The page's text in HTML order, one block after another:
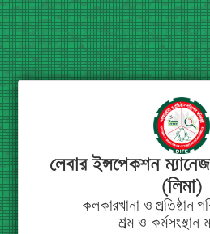
লেবার ইন্সপেকশন
(লিমা)
কলকারখানা ও প্রতিষ্ঠান
শ্রম ও কর্মসংস্থান